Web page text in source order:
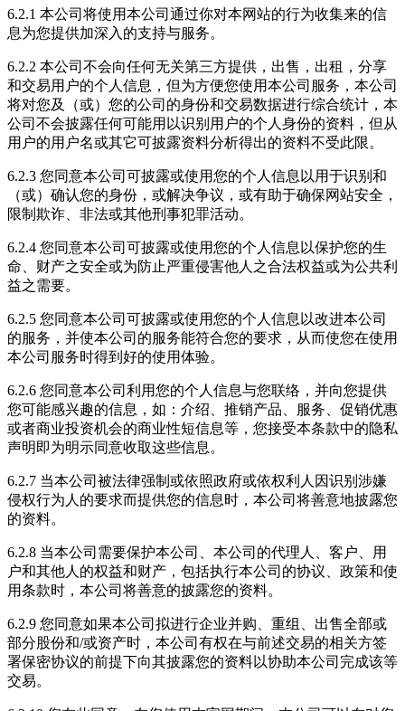
6.2.1 本公司将使用本公司通过你对本网站的行为收集来的信
息为您提供加深入的支持与服务。
6.2.2 本公司不会向任何无关第三方提供，出售，出租，分享
和交易用户的个人信息，但为方便您使用本公司服务，本公司
将对您及（或）您的公司的身份和交易数据进行综合统计，本
公司不会披露任何可能用以识别用户的个人身份的资料，但从
用户的用户名或其它可披露资料分析得出的资料不受此限。
6.2.3 您同意本公司可披露或使用您的个人信息以用于识别和
（或）确认您的身份，或解决争议，或有助于确保网站安全，
限制欺诈、非法或其他刑事犯罪活动。
6.2.4 您同意本公司可披露或使用您的个人信息以保护您的生
命、财产之安全或为防止严重侵害他人之合法权益或为公共利
益之需要。
6.2.5 您同意本公司可披露或使用您的个人信息以改进本公司
的服务，并使本公司的服务能符合您的要求，从而使您在使用
本公司服务时得到好的使用体验。
6.2.6 您同意本公司利用您的个人信息与您联络，并向您提供
您可能感兴趣的信息，如：介绍、推销产品、服务、促销优惠
或者商业投资机会的商业性短信息等，您接受本条款中的隐私
声明即为明示同意收取这些信息。
6.2.7 当本公司被法律强制或依照政府或依权利人因识别涉嫌
侵权行为人的要求而提供您的信息时，本公司将善意地披露您
的资料。
6.2.8 当本公司需要保护本公司、本公司的代理人、客户、用
户和其他人的权益和财产，包括执行本公司的协议、政策和使
用条款时，本公司将善意的披露您的资料。
6.2.9 您同意如果本公司拟进行企业并购、重组、出售全部或
部分股份和/或资产时，本公司有权在与前述交易的相关方签
署保密协议的前提下向其披露您的资料以协助本公司完成该等
交易。